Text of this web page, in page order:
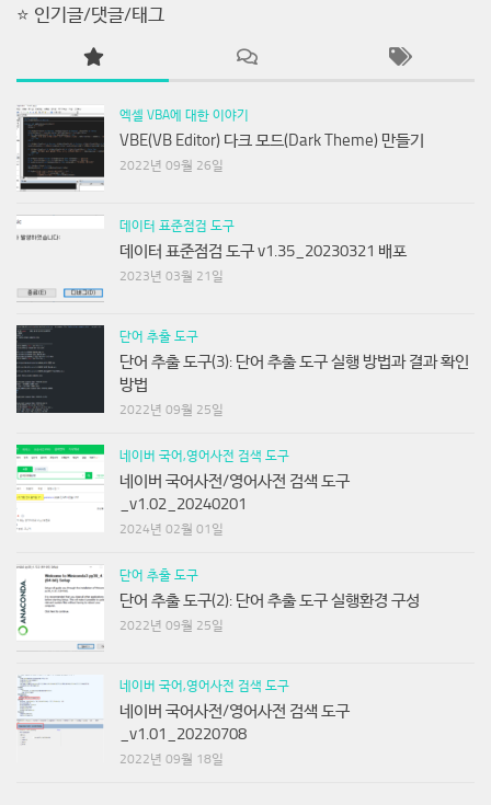
⭐ 인기글/댓글/태그
엑셀 VBA에 대한 이야기
VBE(VB Editor) 다크 모드(Dark Theme) 만들기
2022년 09월 26일
데이터 표준점검 도구
데이터 표준점검 도구 v1.35_20230321 배포
2023년 03월 21일
단어 추출 도구
단어 추출 도구(3): 단어 추출 도구 실행 방법과 결과 확인
방법
2022년 09월 25일
네이버 국어,영어사전 검색 도구
네이버 국어사전/영어사전 검색 도구
_v1.02_20240201
2024년 02월 01일
단어 추출 도구
단어 추출 도구(2): 단어 추출 도구 실행환경 구성
2022년 09월 25일
네이버 국어,영어사전 검색 도구
네이버 국어사전/영어사전 검색 도구
_v1.01_20220708
2022년 09월 18일